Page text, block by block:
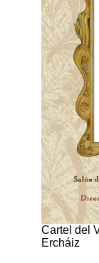
Cartel del
Ercháiz